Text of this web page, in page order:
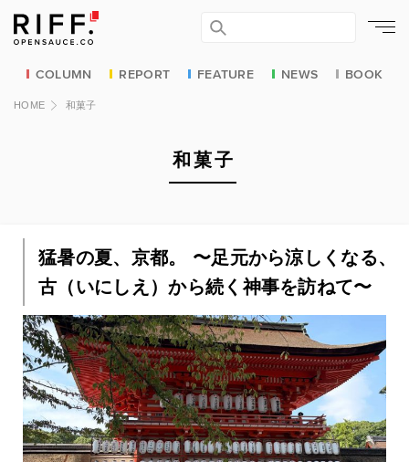
COLUMN REPORT FEATURE NEWS BOOK
HOME 和菓子
和菓子
猛暑の夏、京都。 〜足元から涼しくなる、
古（いにしえ）から続く神事を訪ねて〜